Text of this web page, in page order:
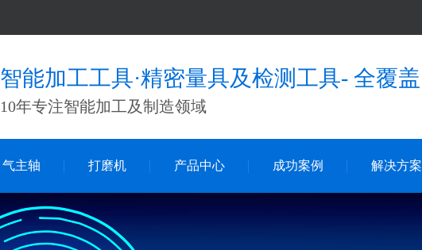
智能加工工具·精密量具及检测工具- 全覆盖
10年专注智能加工及制造领域
气主轴 打磨机 产品中心 成功案例 解决方案